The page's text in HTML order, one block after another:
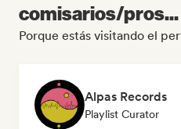
comisarios/pros...
Porque estás visitando el
Alpas Records
Playlist Curator